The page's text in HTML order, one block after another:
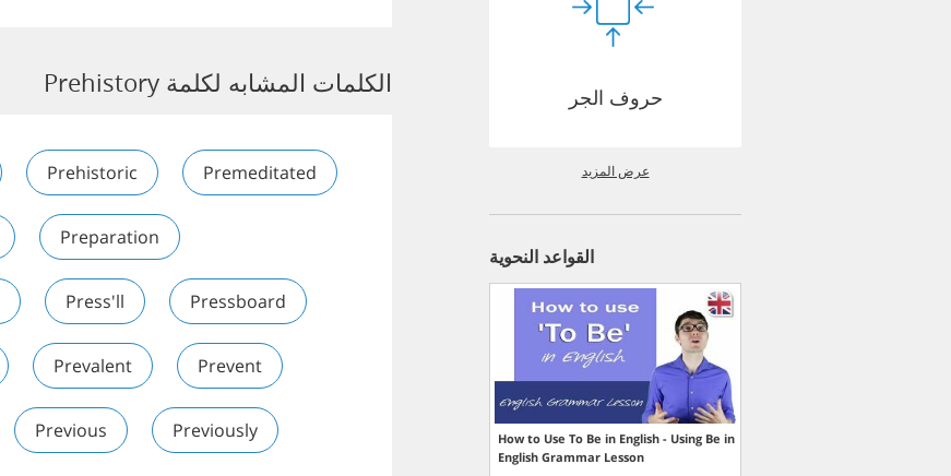
الكلمات المشابه لكلمة Prehistory
Prehistoric Premeditated
Preparation
Press'll Pressboard
Prevalent Prevent
Previous Previously
حروف الجر
عرض المزيد
القواعد النحوية
How to Use To Be in English - Using Be in
English Grammar Lesson